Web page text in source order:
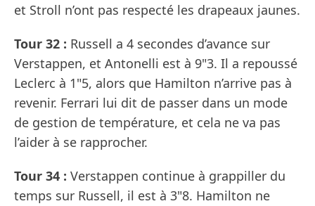
et Stroll n’ont pas respecté les drapeaux jaunes.
Tour 32 : Russell a 4 secondes d’avance sur
Verstappen, et Antonelli est à 9"3. Il a repoussé
Leclerc à 1"5, alors que Hamilton n’arrive pas à
revenir. Ferrari lui dit de passer dans un mode
de gestion de température, et cela ne va pas
l’aider à se rapprocher.
Tour 34 : Verstappen continue à grappiller du
temps sur Russell, il est à 3"8. Hamilton ne